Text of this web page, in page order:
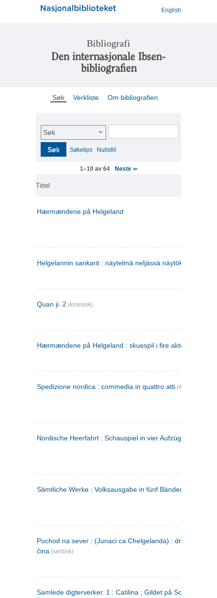
English
Bibliografi
Den internasjonale Ibsen-
bibliografien
Søk Verkliste Om bibliografien
Søk
Søk Søketips Nullstill
1–10 av 64 Neste>>
Tittel
Hærmændene på Helgeland
Helgelannin sankarit : näytelmä neljässä näytöksessä
Quan ji. 2 (kinesisk)
Hærmændene på Helgeland : skuespil i fire akter
Spedizione nordica : commedia in quattro atti (italiensk)
Nordische Heerfahrt : Schauspiel in vier Aufzügen
Sämtliche Werke : Volksausgabe in fünf Bänden
Pochod na sever : (Junaci ca Chelgelanda) : drama u četiri
čina (serbisk)
Samlede digterverker. 1 : Catilina ; Gildet på Solhaug ; Fru